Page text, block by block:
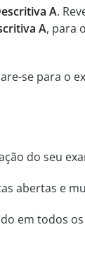
A.
A, para
se para o
do seu
abertas e
em todos